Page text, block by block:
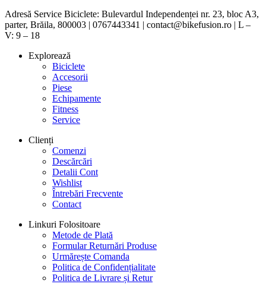
Adresă Service Biciclete: Bulevardul Independenței nr. 23, bloc A3,
parter, Brăila, 800003 | 0767443341 | contact@bikefusion.ro | L –
V: 9 – 18
Explorează
Biciclete
Accesorii
Piese
Echipamente
Fitness
Service
Clienți
Comenzi
Descărcări
Detalii Cont
Wishlist
Întrebări Frecvente
Contact
Linkuri Folositoare
Metode de Plată
Formular Returnări Produse
Urmărește Comanda
Politica de Confidențialitate
Politica de Livrare și Retur